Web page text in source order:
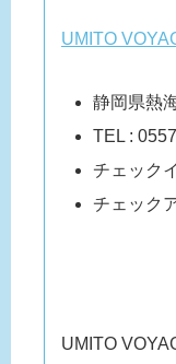
UMITO
静岡県熱
TEL :
チェック
チェック
UMITO